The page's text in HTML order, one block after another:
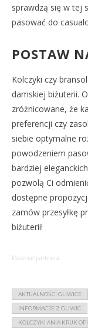
sprawdzą się w tej
pasować do
POSTAW
Kolczyki czy
damskiej biżuterii.
zróżnicowane, że
preferencji czy
siebie optymalne
powodzeniem
bardziej
pozwolą Ci
dostępne
zamów przesyłkę
biżuterii!
Materiał partnera
AKTUALNOŚCI GLIWICE
INFORMACJE Z GLIWIC
KOLCZYKI ANIA KRUK